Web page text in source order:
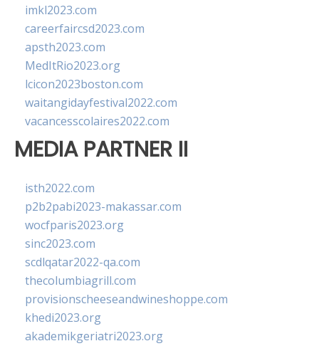
imkl2023.com
careerfaircsd2023.com
apsth2023.com
MedItRio2023.org
lcicon2023boston.com
waitangidayfestival2022.com
vacancesscolaires2022.com
MEDIA PARTNER II
isth2022.com
p2b2pabi2023-makassar.com
wocfparis2023.org
sinc2023.com
scdlqatar2022-qa.com
thecolumbiagrill.com
provisionscheeseandwineshoppe.com
khedi2023.org
akademikgeriatri2023.org